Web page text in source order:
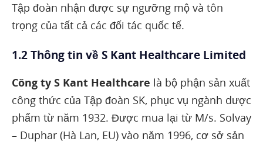
Tập đoàn nhận được sự ngưỡng mộ và tôn
trọng của tất cả các đối tác quốc tế.
1.2 Thông tin về S Kant Healthcare Limited
Công ty S Kant Healthcare là bộ phận sản xuất
công thức của Tập đoàn SK, phục vụ ngành dược
phẩm từ năm 1932. Được mua lại từ M/s. Solvay
– Duphar (Hà Lan, EU) vào năm 1996, cơ sở sản